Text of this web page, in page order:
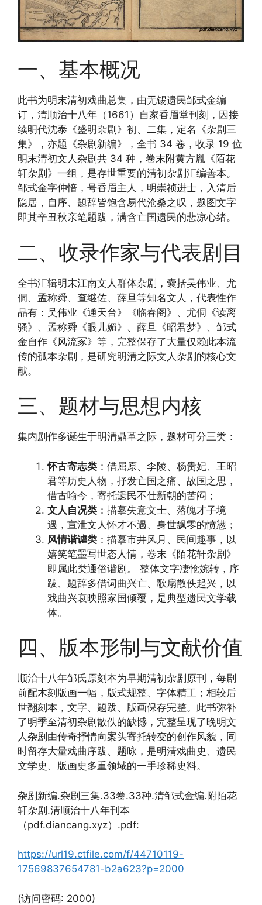
一、基本概况
此书为明末清初戏曲总集，由无锡遗民邹式金编
订，清顺治十八年（1661）自家香眉堂刊刻，因接
续明代沈泰《盛明杂剧》初、二集，定名《杂剧三
集》，亦题《杂剧新编》，全书 34 卷，收录 19 位
明末清初文人杂剧共 34 种，卷末附黄方胤《陌花
轩杂剧》一组，是存世重要的清初杂剧汇编善本。
邹式金字仲愔，号香眉主人，明崇祯进士，入清后
隐居，自序、题辞皆饱含易代沧桑之叹，题图文字
即其辛丑秋亲笔题跋，满含亡国遗民的悲凉心绪。
二、收录作家与代表剧目
全书汇辑明末江南文人群体杂剧，囊括吴伟业、尤
侗、孟称舜、查继佐、薛旦等知名文人，代表性作
品有：吴伟业《通天台》《临春阁》、尤侗《读离
骚》、孟称舜《眼儿媚》、薛旦《昭君梦》、邹式
金自作《风流冢》等，完整保存了大量仅赖此本流
传的孤本杂剧，是研究明清之际文人杂剧的核心文
献。
三、题材与思想内核
集内剧作多诞生于明清鼎革之际，题材可分三类：
怀古寄志类 ：借屈原、李陵、杨贵妃、王昭
君等历史人物，抒发亡国之痛、故国之思，
借古喻今，寄托遗民不仕新朝的苦闷；
文人自况类 ：描摹失意文士、落魄才子境
遇，宣泄文人怀才不遇、身世飘零的愤懑；
风情谐谑类 ：描摹市井风月、民间趣事，以
嬉笑笔墨写世态人情，卷末《陌花轩杂剧》
即属此类通俗谐剧。 整体文字凄怆婉转，序
跋、题辞多借词曲兴亡、歌扇散佚起兴，以
戏曲兴衰映照家国倾覆，是典型遗民文学载
体。
四、版本形制与文献价值
顺治十八年邹氏原刻本为早期清初杂剧原刊，每剧
前配木刻版画一幅，版式规整、字体精工；相较后
世翻刻本，文字、题跋、版画保存完整。此书弥补
了明季至清初杂剧散佚的缺憾，完整呈现了晚明文
人杂剧由传奇抒情向案头寄托转变的创作风貌，同
时留存大量戏曲序跋、题咏，是明清戏曲史、遗民
文学史、版画史多重领域的一手珍稀史料。
杂剧新编.杂剧三集.33卷.33种.清邹式金编.附陌花
轩杂剧.清顺治十八年刊本
（pdf.diancang.xyz）.pdf:
https://url19.ctfile.com/f/44710119-
17569837654781-b2a623?p=2000
(访问密码: 2000)